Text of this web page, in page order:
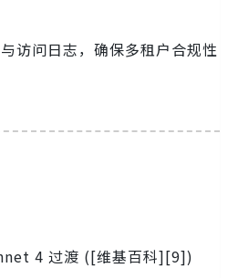
访问日志，确保多租户合规性
4 过渡 ([维基百科][9])